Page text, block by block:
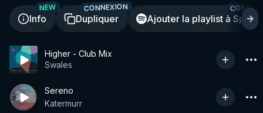
Info
NEW
Dupliquer
CONNEXION
Ajouter la playlist à
Higher - Club Mix
Swales
Sereno
Katermurr